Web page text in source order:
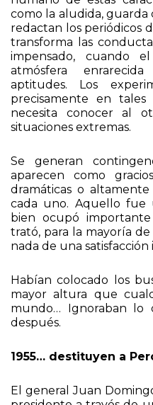
Cabe destacar que la
humano de estas
como la aludida, guarda
redactan los periódicos
transforma las
impensado, cuando
atmósfera
aptitudes. Los
precisamente en
necesita conocer al
Se generan
aparecen como
dramáticas o
cada uno. Aquello fue
bien ocupó
trató, para la mayoría de
Habían colocado los
mayor altura que
mundo… Ignoraban lo